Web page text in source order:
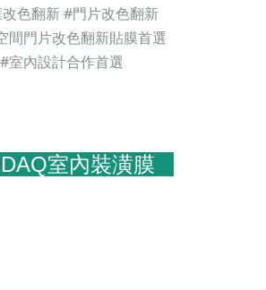
色翻新 #門片改色翻新
間門片改色翻新貼膜首選
#室內設計合作首選
室內裝潢膜